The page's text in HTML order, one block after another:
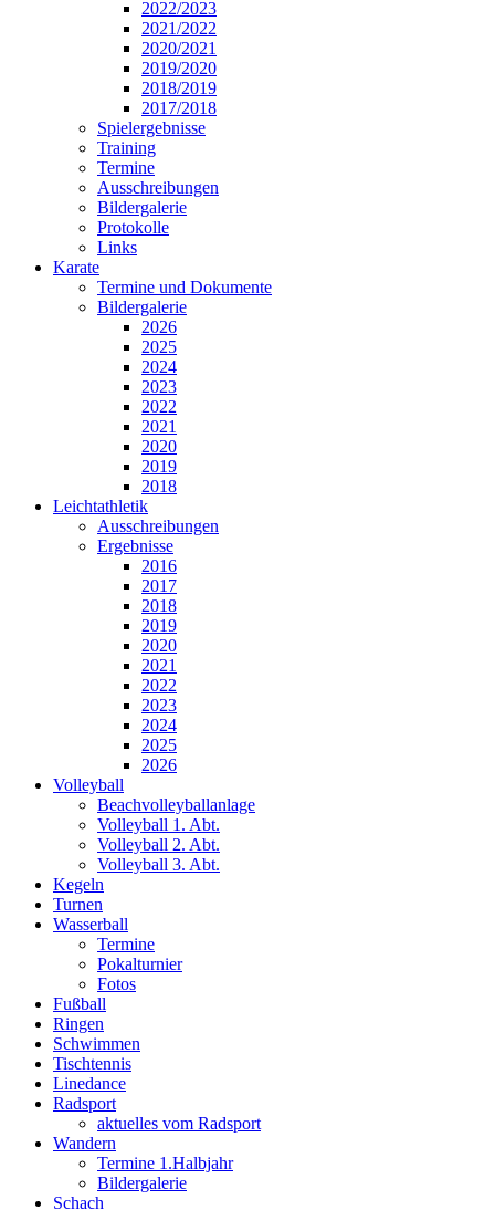
2022/2023
2021/2022
2020/2021
2019/2020
2018/2019
2017/2018
Spielergebnisse
Training
Termine
Ausschreibungen
Bildergalerie
Protokolle
Links
Karate
Termine und Dokumente
Bildergalerie
2026
2025
2024
2023
2022
2021
2020
2019
2018
Leichtathletik
Ausschreibungen
Ergebnisse
2016
2017
2018
2019
2020
2021
2022
2023
2024
2025
2026
Volleyball
Beachvolleyballanlage
Volleyball 1. Abt.
Volleyball 2. Abt.
Volleyball 3. Abt.
Kegeln
Turnen
Wasserball
Termine
Pokalturnier
Fotos
Fußball
Ringen
Schwimmen
Tischtennis
Linedance
Radsport
aktuelles vom Radsport
Wandern
Termine 1.Halbjahr
Bildergalerie
Schach